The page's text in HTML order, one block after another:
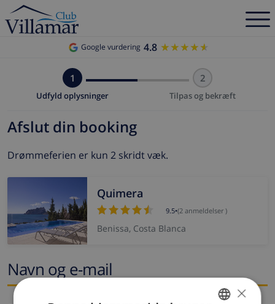
Google vurdering 4.8 ★★★★★
★★★★★
1
Udfyld oplysninger
2
Tilpas og bekræft
Afslut din booking
Drømmeferien er kun 2 skridt væk.
Quimera
9.5•(2 anmeldelser )
Benissa, Costa Blanca
Navn og e-mail
×